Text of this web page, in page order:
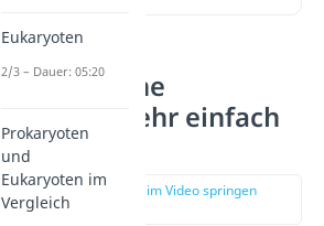
Unspezifische
Immunabwehr einfach
erklärt
zur Stelle im Video springen
Eukaryoten
2/3 – Dauer: 05:20
Prokaryoten
und
Eukaryoten im
Vergleich